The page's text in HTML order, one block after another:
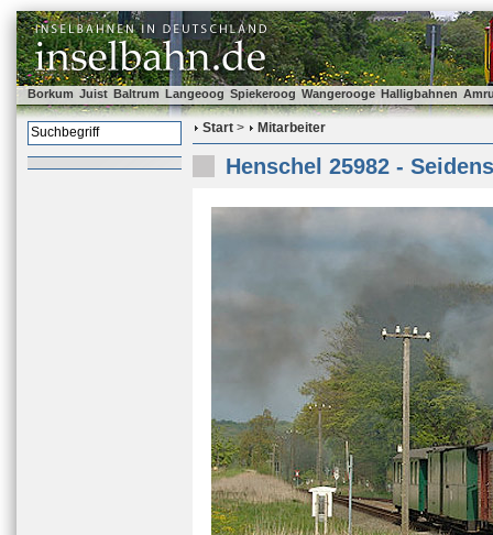
Borkum Juist Baltrum Langeoog Spiekeroog Wangerooge Halligbahnen
Start > Mitarbeiter
Henschel 25982 -